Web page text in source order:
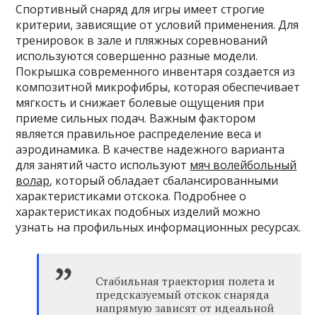
Спортивный снаряд для игры имеет строгие
критерии, зависящие от условий применения. Для
тренировок в зале и пляжных соревнований
используются совершенно разные модели.
Покрышка современного инвентаря создается из
композитной микрофибры, которая обеспечивает
мягкость и снижает болевые ощущения при
приеме сильных подач. Важным фактором
является правильное распределение веса и
аэродинамика. В качестве надежного варианта
для занятий часто используют мяч волейбольный
волар, который обладает сбалансированными
характеристиками отскока. Подробнее о
характеристиках подобных изделий можно
узнать на профильных информационных ресурсах.
Стабильная траектория полета и
предсказуемый отскок снаряда
напрямую зависят от идеальной